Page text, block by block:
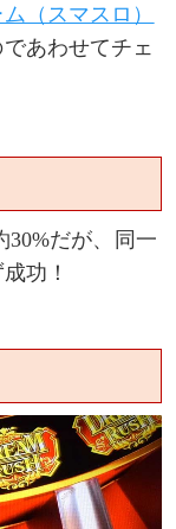
（スマスロ）
あわせてチェ
30%だが、同一
功！